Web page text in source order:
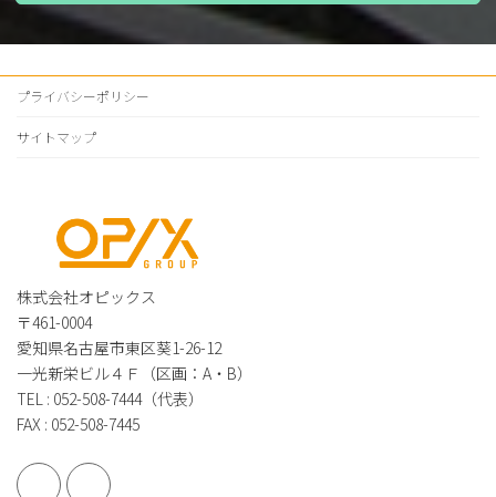
プライバシーポリシー
サイトマップ
株式会社オピックス
〒461-0004
愛知県名古屋市東区葵1-26-12
一光新栄ビル４Ｆ（区画：A・B）
TEL : 052-508-7444（代表）
FAX : 052-508-7445